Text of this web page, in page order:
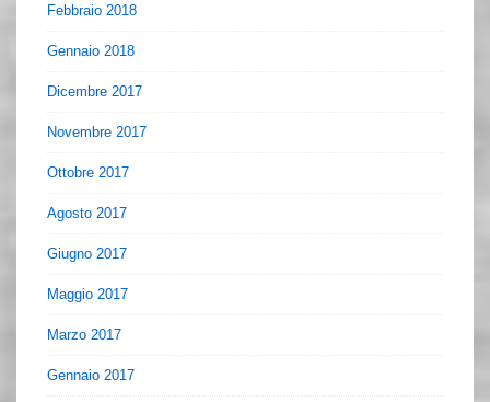
Febbraio 2018
Gennaio 2018
Dicembre 2017
Novembre 2017
Ottobre 2017
Agosto 2017
Giugno 2017
Maggio 2017
Marzo 2017
Gennaio 2017